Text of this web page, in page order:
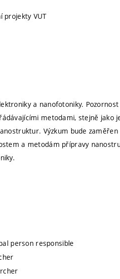
projekty VUT
a nanofotoniky.
metodami, stejně jako
Výzkum bude
a metodám přípravy
person responsible